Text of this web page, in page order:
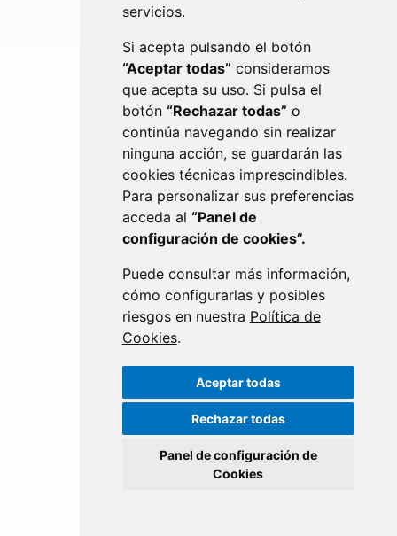
servicios.
Si acepta pulsando el botón
“Aceptar todas” consideramos
que acepta su uso. Si pulsa el
botón “Rechazar todas” o
continúa navegando sin realizar
ninguna acción, se guardarán las
cookies técnicas imprescindibles.
Para personalizar sus preferencias
acceda al “Panel de
configuración de cookies”.
Puede consultar más información,
cómo configurarlas y posibles
riesgos en nuestra Política de
Cookies.
Aceptar todas
Rechazar todas
Panel de configuración de
Cookies
POLICÍA LOCAL
PERSONAL